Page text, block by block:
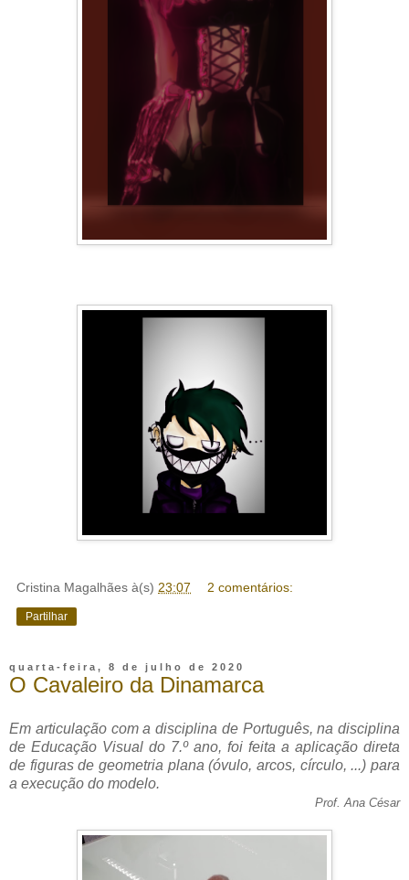
Cristina Magalhães à(s) 23:07 2 comentários:
Partilhar
quarta-feira, 8 de julho de 2020
O Cavaleiro da Dinamarca
Em articulação com a disciplina de Português, na disciplina
de Educação Visual do 7.º ano, foi feita a aplicação direta
de figuras de geometria plana (óvulo, arcos, círculo, ...) para
a execução do modelo.
Prof. Ana César